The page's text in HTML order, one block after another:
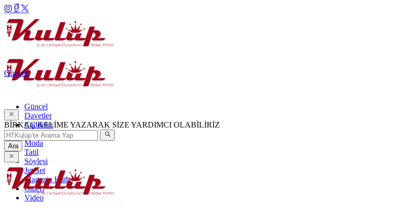
Güncel
Davetler
Caddeler
Haftanın Şıkları
Moda
Tatil
Söyleşi
Jet Set
Magazin Hattı
Galeri
Video
Güncel
BİRKAÇ KELİME YAZARAK SİZE YARDIMCI OLABİLİRİZ
Ara